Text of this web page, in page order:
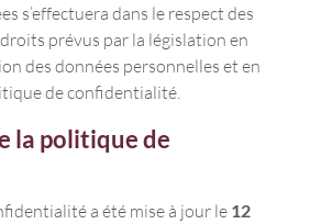
s’effectuera dans le respect des
prévus par la législation en
des données personnelles et en
de confidentialité.
la politique de
a été mise à jour le 12